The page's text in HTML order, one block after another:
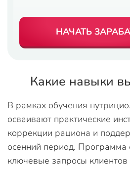
НАЧАТЬ
Какие навыки
В рамках обучения
осваивают практические
коррекции рациона и
осенний период. Программа
ключевые запросы клиентов